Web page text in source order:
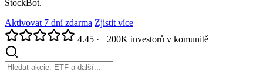
StockBot.
Aktivovat 7 dní zdarma Zjistit více
4.45 · +200K investorů v komunitě